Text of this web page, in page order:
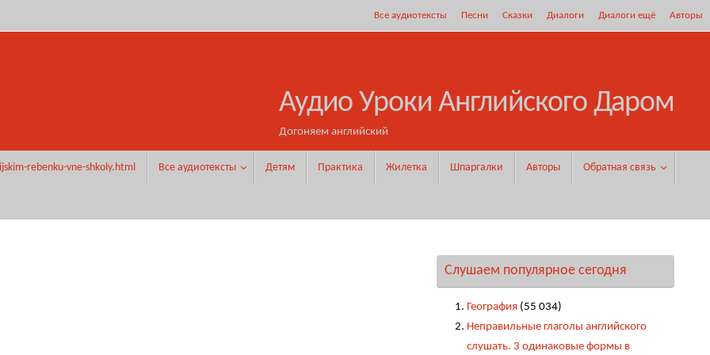
Все аудиотексты Песни Сказки Диалоги Диалоги ещё Авторы
Аудио Уроки Английского Даром
Догоняем английский
rebenku-vne-shkoly.html Все аудиотексты Детям Практика Жилетка Шпаргалки Авторы Обратная связь
Слушаем популярное сегодня
География (55 034)
Неправильные глаголы английского
слушать. 3 одинаковые формы в